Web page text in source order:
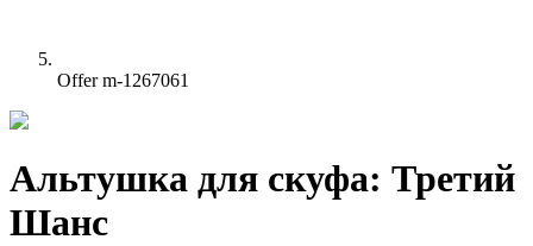
Offer m-1267061
Альтушка для скуфа: Третий
Шанс